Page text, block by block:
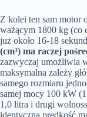
Z kolei ten sam motor
ważącym 1800 kg (co
już około 16-18
(cm³) ma raczej
zazwyczaj umożliwia
maksymalna zależy
samego rozmiaru
samej mocy 100 kW
1,0 litra i drugi
identyczną prędkość